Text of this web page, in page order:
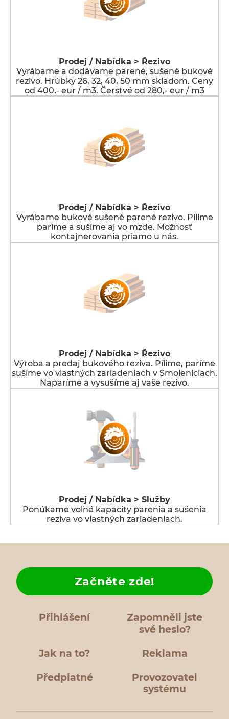
Prodej / Nabídka > Řezivo
Vyrábame a dodávame parené, sušené bukové
rezivo. Hrúbky 26, 32, 40, 50 mm skladom. Ceny
od 400,- eur / m3. Čerstvé od 280,- eur / m3
Prodej / Nabídka > Řezivo
Vyrábame bukové sušené parené rezivo. Pílime
paríme a sušíme aj vo mzde. Možnosť
kontajnerovania priamo u nás.
Prodej / Nabídka > Řezivo
Výroba a predaj bukového reziva. Pílime, paríme
sušíme vo vlastných zariadeniach v Smoleniciach.
Naparíme a vysušíme aj vaše rezivo.
Prodej / Nabídka > Služby
Ponúkame voľné kapacity parenia a sušenia
reziva vo vlastných zariadeniach.
Přihlášení
Zapomněli jste
své heslo?
Jak na to?
Začněte zde!
Reklama
Předplatné
Provozovatel
systému